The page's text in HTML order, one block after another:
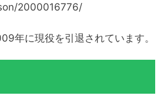
2000016776/
年に現役を引退されています。